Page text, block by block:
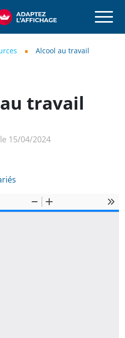
Alcool au travail
travail
15/04/2024